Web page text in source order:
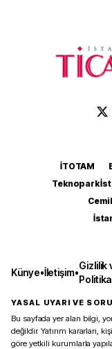
İTOTAM
Teknopark
Künye•İletişim•
Gizlilik
YASAL UYARI VE
Bu sayfada yer alan bilgi,
değildir. Yatırım kararları,
göre yetkili kurumlarla